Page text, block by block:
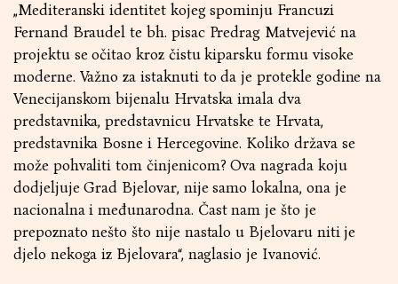
„Mediteranski identitet kojeg spominju Francuzi
Fernand Braudel te bh. pisac Predrag Matvejević na
projektu se očitao kroz čistu kiparsku formu visoke
moderne. Važno za istaknuti to da je protekle godine na
Venecijanskom bijenalu Hrvatska imala dva
predstavnika, predstavnicu Hrvatske te Hrvata,
predstavnika Bosne i Hercegovine. Koliko država se
može pohvaliti tom činjenicom? Ova nagrada koju
dodjeljuje Grad Bjelovar, nije samo lokalna, ona je
nacionalna i međunarodna. Čast nam je što je
prepoznato nešto što nije nastalo u Bjelovaru niti je
djelo nekoga iz Bjelovara“, naglasio je Ivanović.